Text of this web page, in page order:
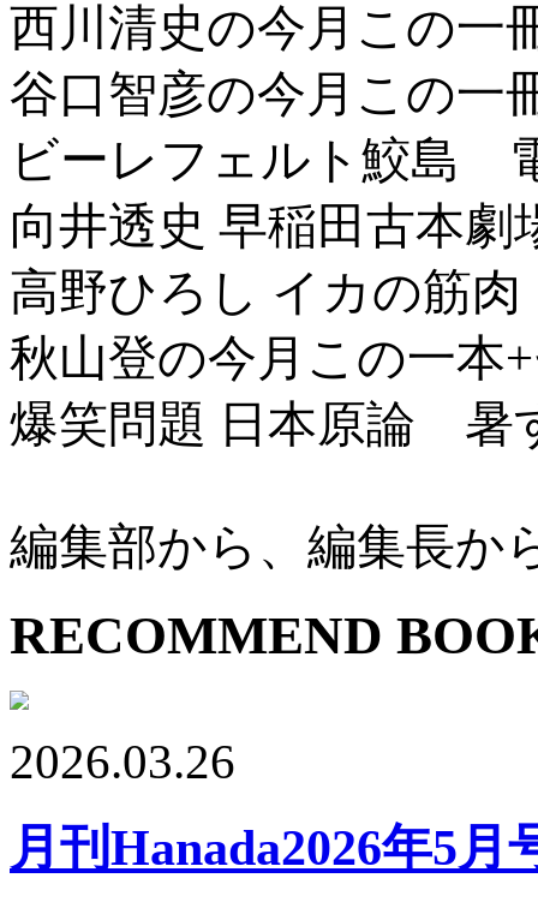
西川清史の今月この
谷口智彦の今月この
ビーレフェルト鮫島
向井透史 早稲田古本劇
高野ひろし イカの筋肉
秋山登の今月この一本
爆笑問題 日本原論 暑
編集部から、編集長か
RECOMMEND
2026.03.26
月刊Hanada2026年5月